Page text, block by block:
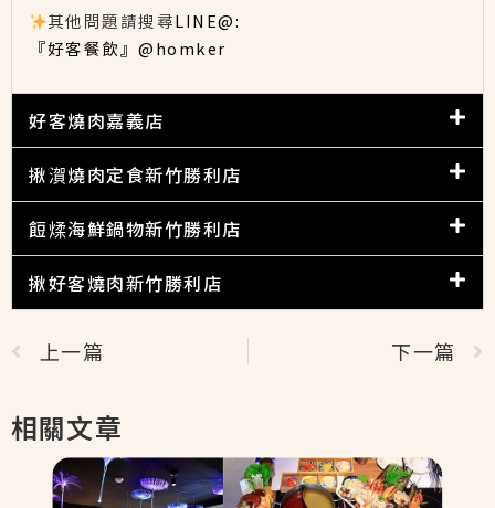
其他問題請搜尋LINE@:
『好客餐飲』@homker
好客燒肉嘉義店
揪㵑燒肉定食新竹勝利店
餖煣海鮮鍋物新竹勝利店
揪好客燒肉新竹勝利店
上一篇 下一篇
相關文章